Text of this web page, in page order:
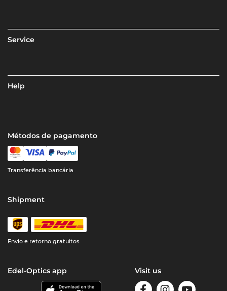
Service
Help
Métodos de pagamento
Transferência bancária
Shipment
Envio e retorno gratuitos
Edel-Optics app Visit us